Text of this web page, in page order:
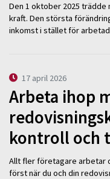
Den 1 oktober 2025
kraft. Den största
inkomst i stället för
17 april 2026
Arbeta ihop
kontroll och
Allt fler företagare arbetar
först när du och din